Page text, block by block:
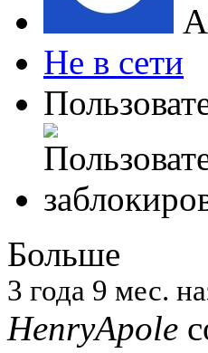
Не в сети
Больше
3 года 9 мес.
HenryApole